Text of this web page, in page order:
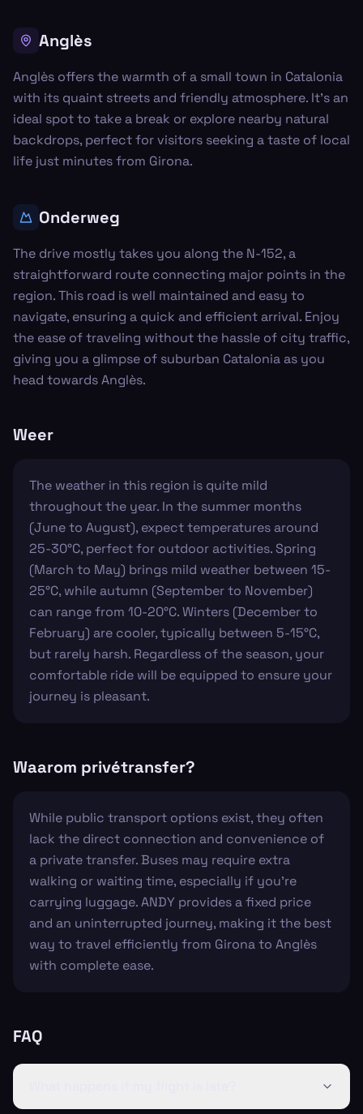
Anglès
Anglès offers the warmth of a small town in Catalonia
with its quaint streets and friendly atmosphere. It’s an
ideal spot to take a break or explore nearby natural
backdrops, perfect for visitors seeking a taste of local
life just minutes from Girona.
Onderweg
The drive mostly takes you along the N-152, a
straightforward route connecting major points in the
region. This road is well maintained and easy to
navigate, ensuring a quick and efficient arrival. Enjoy
the ease of traveling without the hassle of city traffic,
giving you a glimpse of suburban Catalonia as you
head towards Anglès.
Weer
The weather in this region is quite mild
throughout the year. In the summer months
(June to August), expect temperatures around
25-30°C, perfect for outdoor activities. Spring
(March to May) brings mild weather between 15-
25°C, while autumn (September to November)
can range from 10-20°C. Winters (December to
February) are cooler, typically between 5-15°C,
but rarely harsh. Regardless of the season, your
comfortable ride will be equipped to ensure your
journey is pleasant.
Waarom privétransfer?
While public transport options exist, they often
lack the direct connection and convenience of
a private transfer. Buses may require extra
walking or waiting time, especially if you're
carrying luggage. ANDY provides a fixed price
and an uninterrupted journey, making it the best
way to travel efficiently from Girona to Anglès
with complete ease.
FAQ